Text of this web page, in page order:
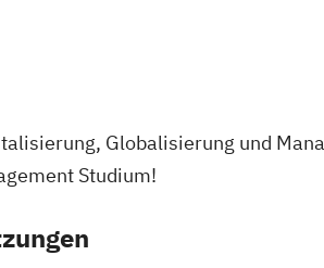
Globalisierung und
Studium!